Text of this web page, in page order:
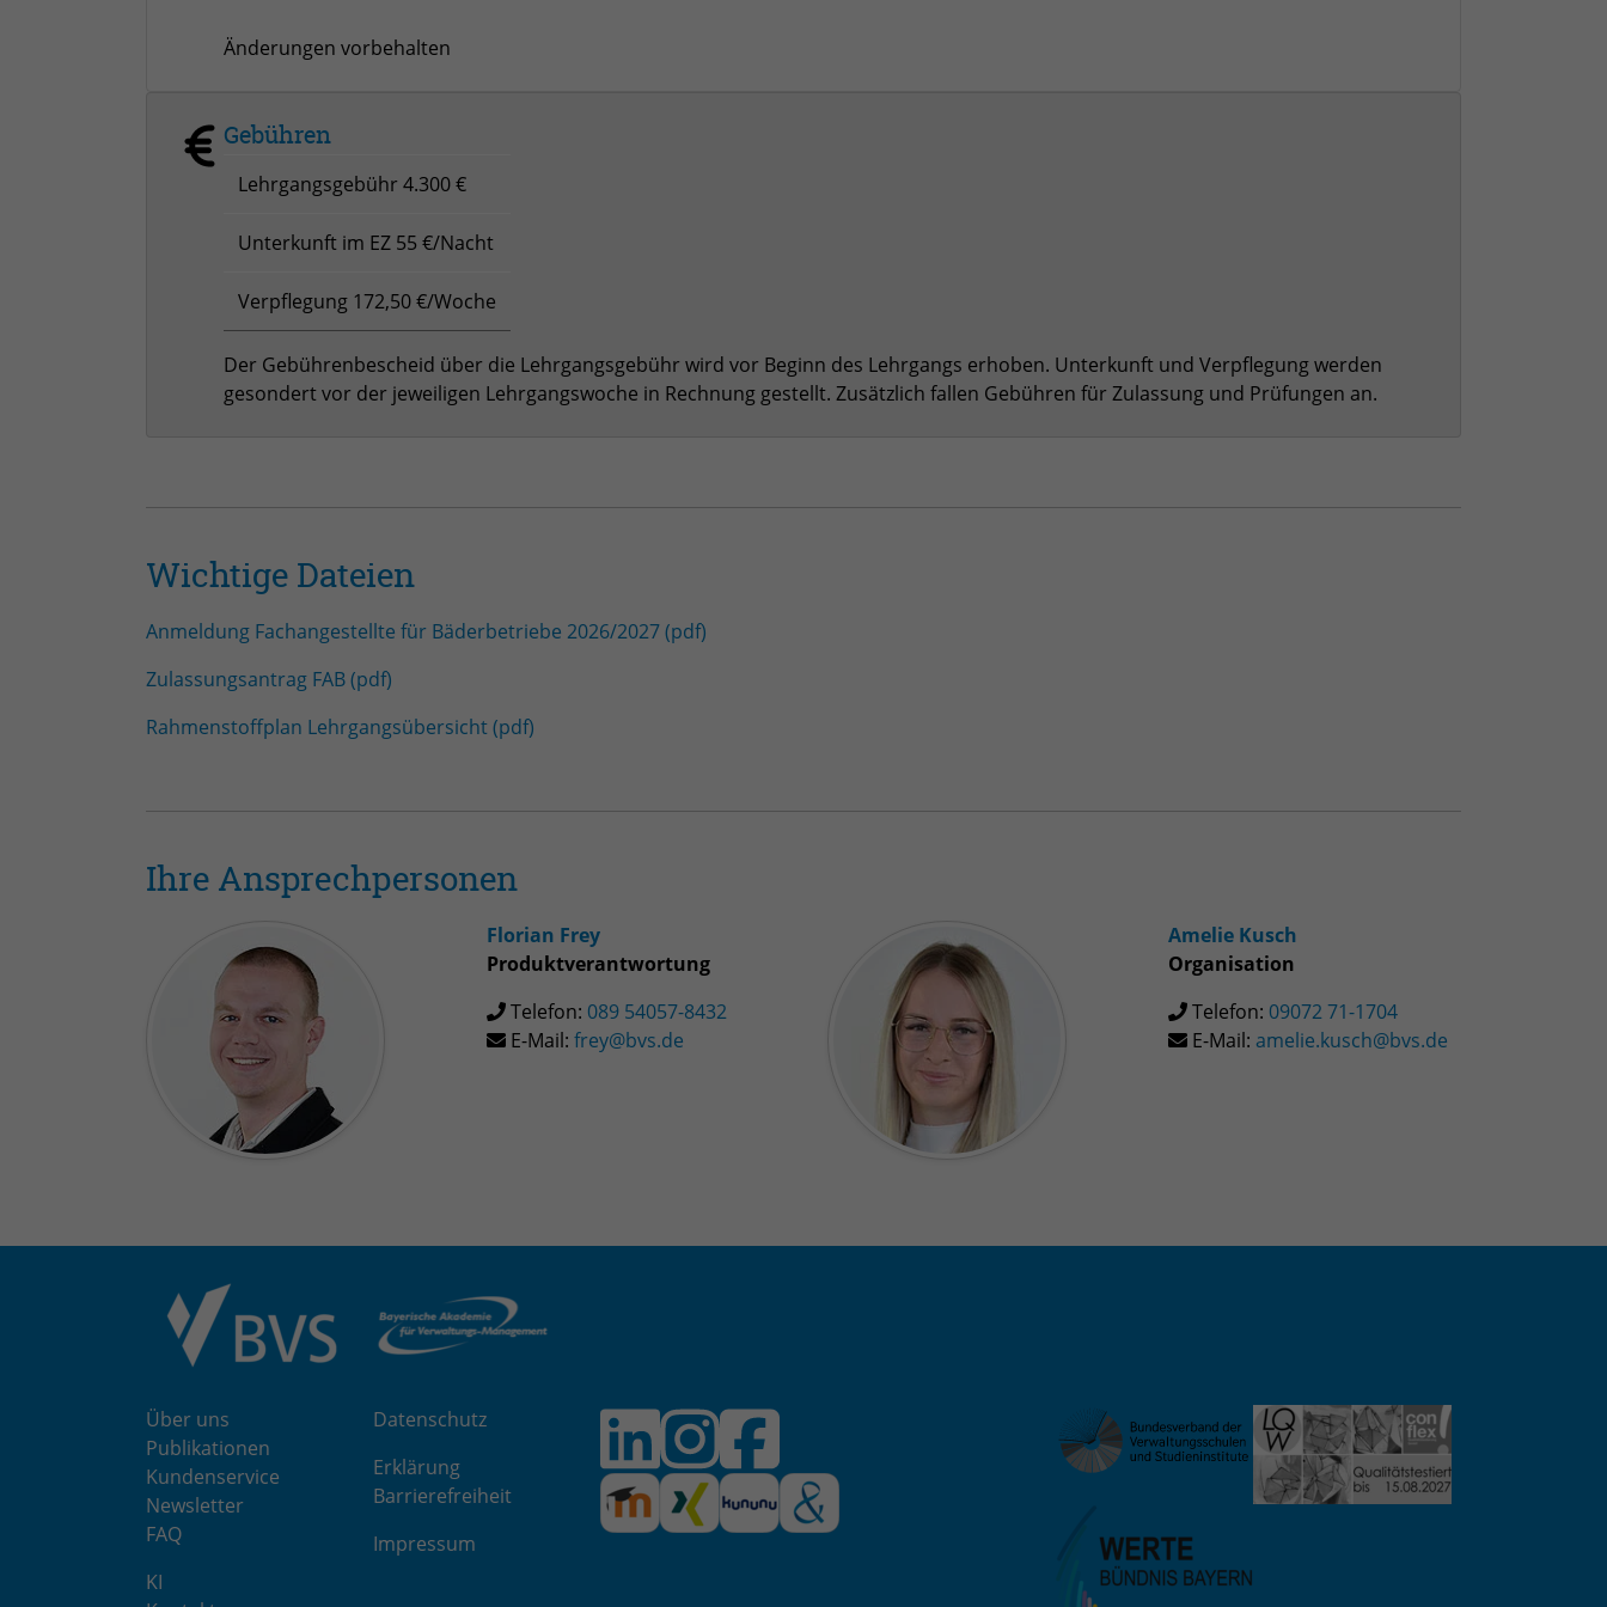
Änderungen vorbehalten
Gebühren
Lehrgangsgebühr 4.300 €
Unterkunft im EZ 55 €/Nacht
Verpflegung 172,50 €/Woche
Der Gebührenbescheid über die Lehrgangsgebühr wird vor Beginn des Lehrgangs erhoben. Unterkunft und Verpflegung werden
gesondert vor der jeweiligen Lehrgangswoche in Rechnung gestellt. Zusätzlich fallen Gebühren für Zulassung und Prüfungen an.
Wichtige Dateien
Anmeldung Fachangestellte für Bäderbetriebe 2026/2027 (pdf)
Zulassungsantrag FAB (pdf)
Rahmenstoffplan Lehrgangsübersicht (pdf)
Ihre Ansprechpersonen
Florian Frey
Produktverantwortung
Telefon: 089 54057-8432
E-Mail: frey@bvs.de
Amelie Kusch
Organisation
Telefon: 09072 71-1704
E-Mail: amelie.kusch@bvs.de
Über uns
Publikationen
Kundenservice
Newsletter
FAQ
KI
Datenschutz
Erklärung
Barrierefreiheit
Impressum